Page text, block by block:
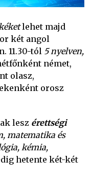
lehet majd
két angol
11.30-tól 5 nyelven,
német,
olasz,
orosz
lesz érettségi
matematika és
kémia,
hetente két-két